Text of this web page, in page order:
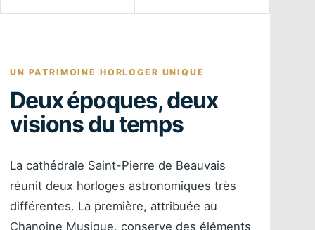
UN PATRIMOINE HORLOGER UNIQUE
Deux époques, deux
visions du temps
La cathédrale Saint-Pierre de Beauvais
réunit deux horloges astronomiques très
différentes. La première, attribuée au
Chanoine Musique, conserve des éléments